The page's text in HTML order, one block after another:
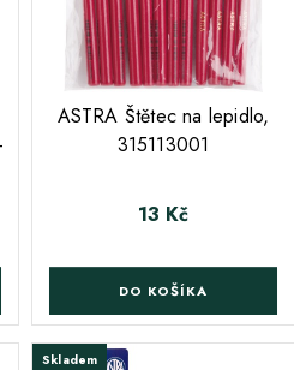
ASTRA Štětec na lepidlo,
315113001
Cena
13 Kč
DO KOŠÍKA
Skladem